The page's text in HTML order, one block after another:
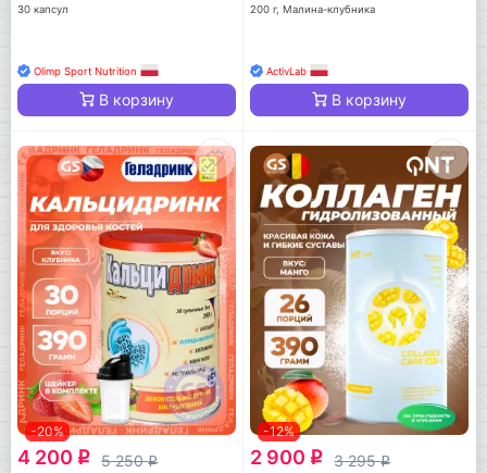
30 капсул
Olimp Sport Nutrition
В корзину
200 г, Малина-клубника
ActivLab
В корзину
-20%
4 200 q 5 250q
-12%
2 900 q 3 295q